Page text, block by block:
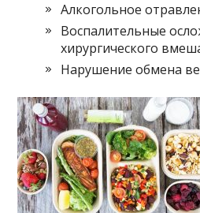
Алкогольное
Воспалительные
хирургического
Нарушение обмена